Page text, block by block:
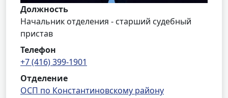
Должность
Начальник отделения - старший судебный
пристав
Телефон
+7 (416) 399-1901
Отделение
ОСП по Константиновскому району